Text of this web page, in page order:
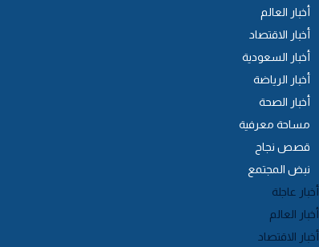
أخبار العالم
أخبار الاقتصاد
أخبار السعودية
أخبار الرياضة
أخبار الصحة
مساحة معرفية
قصص نجاح
نبض المجتمع
أخبار عاجلة
أخبار العالم
أخبار الاقتصاد